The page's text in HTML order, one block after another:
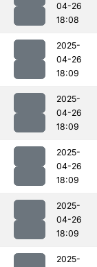
04-26
18:08
2025-
04-26
18:09
2025-
04-26
18:09
2025-
04-26
18:09
2025-
04-26
18:09
2025-